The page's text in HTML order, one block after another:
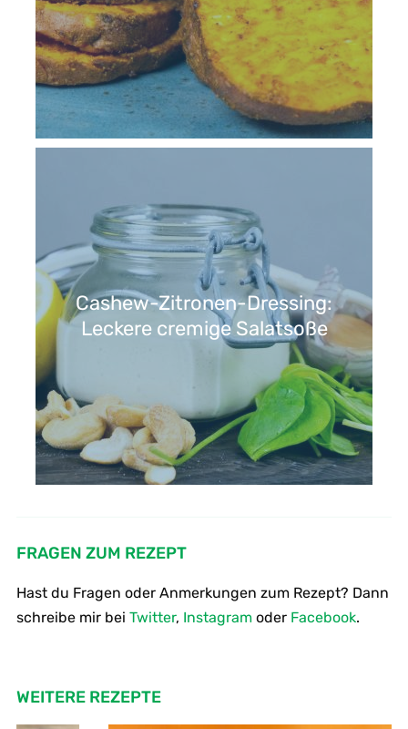
Cashew-Zitronen-Dressing:
Leckere cremige Salatsoße
FRAGEN ZUM REZEPT
Hast du Fragen oder Anmerkungen zum Rezept? Dann
schreibe mir bei Twitter, Instagramoder Facebook.
WEITERE REZEPTE